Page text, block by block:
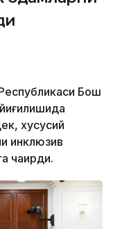
Бош
хусусий
инклюзив
чақирди.